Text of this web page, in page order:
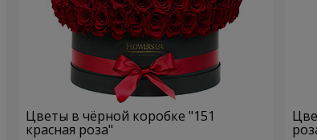
Цветы в чёрной коробке "151
красная роза"